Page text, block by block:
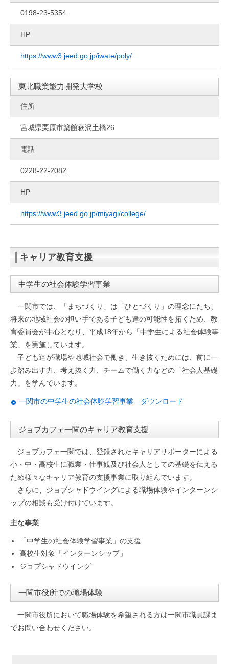
0198-23-5354
HP
https://www3.jeed.go.jp/iwate/poly/
東北職業能力開発大学校
住所
宮城県栗原市築館萩沢土橋26
電話
0228-22-2082
HP
https://www3.jeed.go.jp/miyagi/college/
キャリア教育支援
中学生の社会体験学習事業
一関市では、「まちづくり」は「ひとづくり」の理念にたち、
将来の地域社会の担い手である子ども達の可能性を拓くため、教
育委員会が中心となり、平成18年から「中学生による社会体験事
業」を実施しています。
子ども達が職場や地域社会で働き、生き抜くためには、前に一
歩踏み出す力、考え抜く力、チームで働く力などの「社会人基礎
力」を学んでいます。
一関市の中学生の社会体験学習事業 ダウンロード
ジョブカフェ一関のキャリア教育支援
ジョブカフェ一関では、登録されたキャリアサポーターによる
小・中・高校生に職業・仕事観及び社会人としての基礎を伝える
ため様々なキャリア教育の支援事業に取り組んでいます。
さらに、ジョブシャドウイングによる職場体験やインターンシ
ップの相談も受け付けています。
主な事業
「中学生の社会体験学習事業」の支援
高校生対象「インターンシップ」
ジョブシャドウイング
一関市役所での職場体験
一関市役所において職場体験を希望される方は一関市職員課ま
でお問い合わせください。